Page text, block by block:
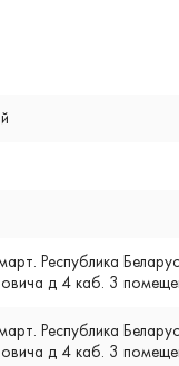
Республика
д 4 каб. 3
Республика
д 4 каб. 3